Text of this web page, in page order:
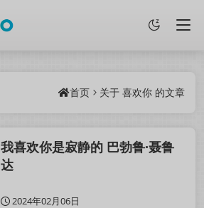
首页 关于 喜欢你 的文章
我喜欢你是寂静的 巴勃鲁·聂鲁
达
2024年02月06日